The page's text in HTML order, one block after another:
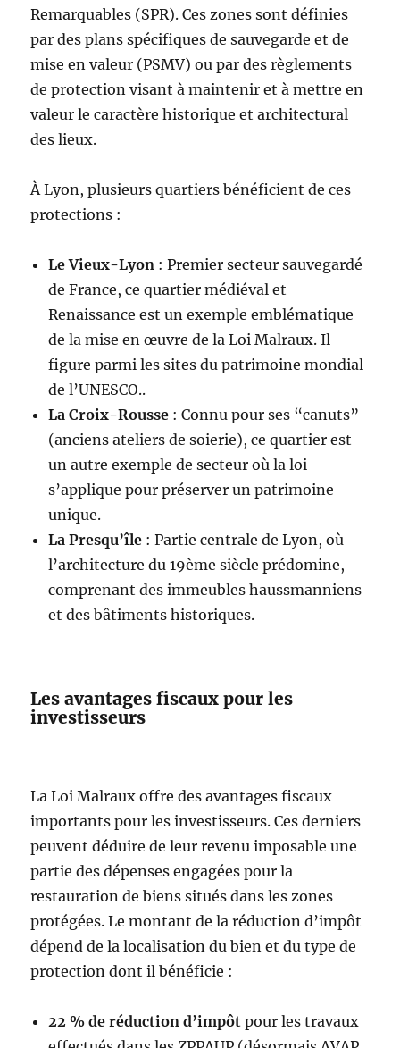
Remarquables (SPR). Ces zones sont définies
par des plans spécifiques de sauvegarde et de
mise en valeur (PSMV) ou par des règlements
de protection visant à maintenir et à mettre en
valeur le caractère historique et architectural
des lieux.
À Lyon, plusieurs quartiers bénéficient de ces
protections :
Le Vieux-Lyon : Premier secteur sauvegardé
de France, ce quartier médiéval et
Renaissance est un exemple emblématique
de la mise en œuvre de la Loi Malraux. Il
figure parmi les sites du patrimoine mondial
de l’UNESCO..
La Croix-Rousse : Connu pour ses “canuts”
(anciens ateliers de soierie), ce quartier est
un autre exemple de secteur où la loi
s’applique pour préserver un patrimoine
unique.
La Presqu’île : Partie centrale de Lyon, où
l’architecture du 19ème siècle prédomine,
comprenant des immeubles haussmanniens
et des bâtiments historiques.
Les avantages fiscaux pour les
investisseurs
La Loi Malraux offre des avantages fiscaux
importants pour les investisseurs. Ces derniers
peuvent déduire de leur revenu imposable une
partie des dépenses engagées pour la
restauration de biens situés dans les zones
protégées. Le montant de la réduction d’impôt
dépend de la localisation du bien et du type de
protection dont il bénéficie :
22 % de réduction d’impôt pour les travaux